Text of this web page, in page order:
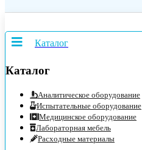
Каталог
Каталог
Аналитическое оборудование
Испытательные оборудование
Медицинское оборудование
Лабораторная мебель
Расходные материалы